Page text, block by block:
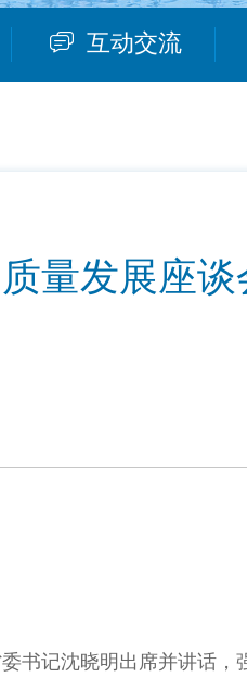
互动交流
量发展座
记沈晓明出席并讲话，